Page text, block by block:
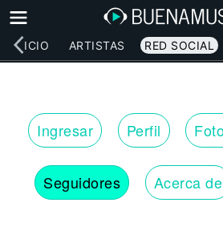
INICIO ARTISTAS RED SOCIAL
Ingresar Perfil
Seguidores Acerca de